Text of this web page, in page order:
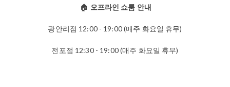
🏠 오프라인 쇼룸 안내
광안리점 12:00 - 19:00 (매주 화요일 휴무)
전포점 12:30 - 19:00 (매주 화요일 휴무)